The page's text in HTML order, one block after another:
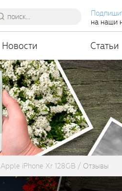
на наши
Новости Статьи
Apple iPhone Xr 128GB Отзывы